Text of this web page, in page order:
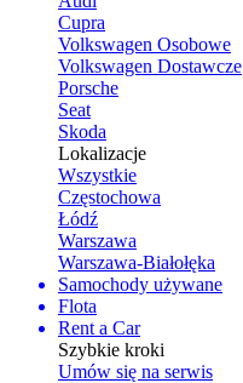
Cupra
Volkswagen Osobowe
Volkswagen Dostawcze
Porsche
Seat
Skoda
Lokalizacje
Wszystkie
Częstochowa
Łódź
Warszawa
Warszawa-Białołęka
Samochody używane
Flota
Rent a Car
Szybkie kroki
Umów się na serwis